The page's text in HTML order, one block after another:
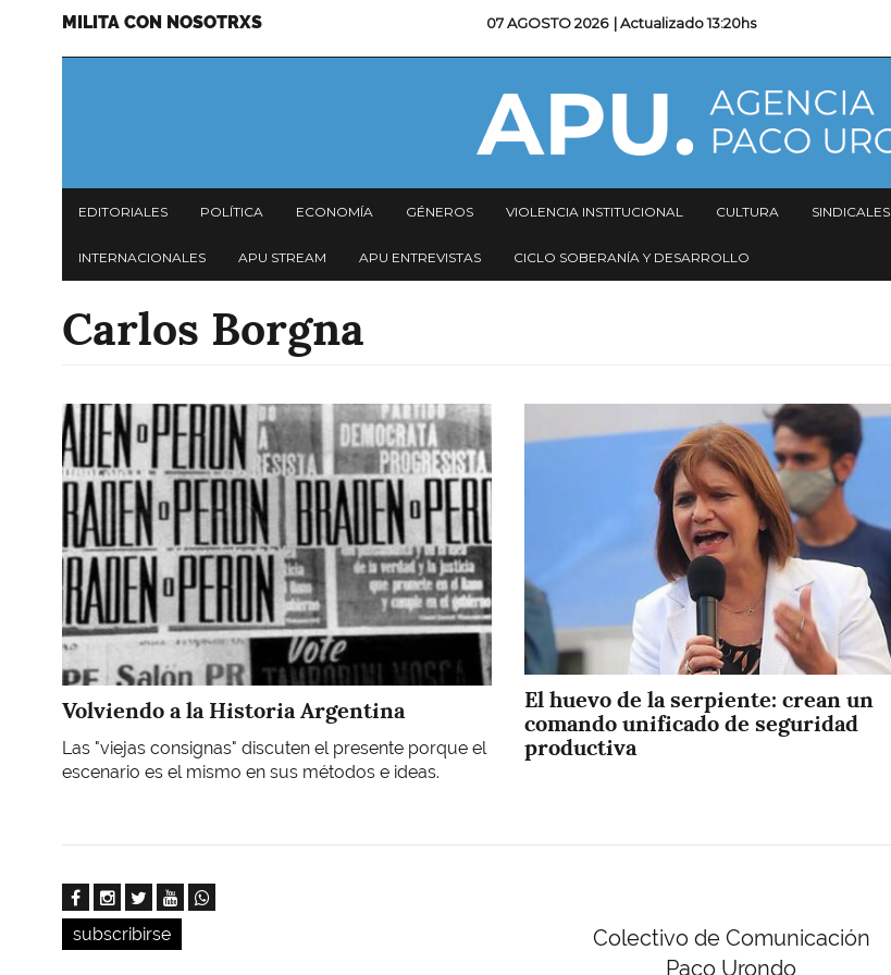
Menu
MILITA CON NOSOTRXS 07 AGOSTO 2026 | Actualizado13:20hs
Navegación
principal
EDITORIALES POLÍTICA ECONOMÍA GÉNEROS VIOLENCIA INSTITUCIONAL CULTURA SINDICALES
INTERNACIONALES APU STREAM APU ENTREVISTAS CICLO SOBERANÍA Y DESARROLLO
Carlos Borgna
Imagen
Volviendo a la Historia Argentina
Las "viejas consignas" discuten el presente porque el
escenario es el mismo en sus métodos e ideas.
El huevo de la serpiente: crean un
comando unificado de seguridad
productiva
subscribirse
Colectivo de Comunicación
Paco Urondo